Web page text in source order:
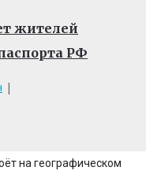
жителей
РФ
|
на географическом